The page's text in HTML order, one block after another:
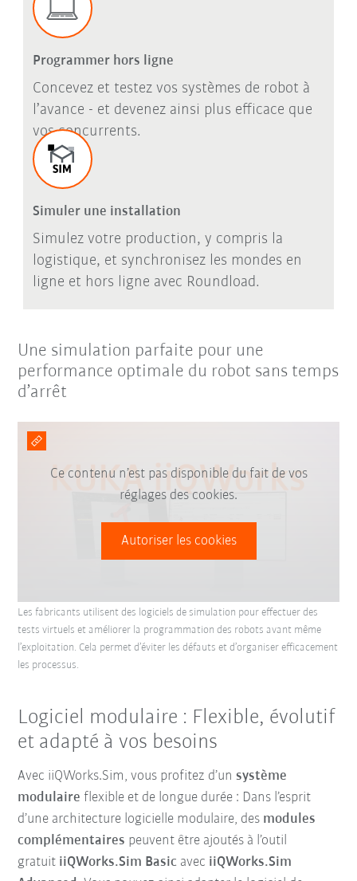
Programmer hors ligne
Concevez et testez vos systèmes de robot à
l’avance - et devenez ainsi plus efficace que
vos concurrents.
Simuler une installation
Simulez votre production, y compris la
logistique, et synchronisez les mondes en
ligne et hors ligne avec Roundload.
Une simulation parfaite pour une
performance optimale du robot sans temps
d’arrêt
Ce contenu n’est pas disponible du fait de vos
réglages des cookies.
Autoriser les cookies
Les fabricants utilisent des logiciels de simulation pour effectuer des
tests virtuels et améliorer la programmation des robots avant même
l’exploitation. Cela permet d’éviter les défauts et d’organiser efficacement
les processus.
Logiciel modulaire : Flexible, évolutif
et adapté à vos besoins
Avec iiQWorks.Sim, vous profitez d’unsystème
modulaire flexible et de longue durée : Dans l’esprit
d’une architecture logicielle modulaire, des modules
complémentaires peuvent être ajoutés à l’outil
gratuit iiQWorks.Sim Basic avec iiQWorks.Sim